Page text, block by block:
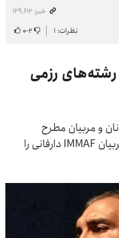
خبر: ۱۲۹٬۶۱۲
نظرات: ۱ ۲-۰
رزمی
و مربیان مطرح
جوجیتسو و همچنین از داوران و مربیان IMMAF دارفانی را